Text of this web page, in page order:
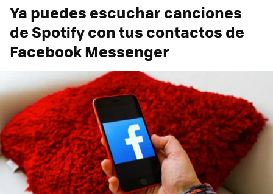
Ya puedes escuchar canciones
de Spotify con tus contactos de
Facebook Messenger